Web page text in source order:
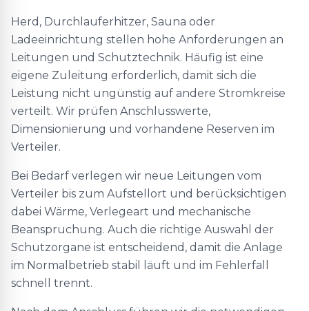
Herd, Durchlauferhitzer, Sauna oder
Ladeeinrichtung stellen hohe Anforderungen an
Leitungen und Schutztechnik. Häufig ist eine
eigene Zuleitung erforderlich, damit sich die
Leistung nicht ungünstig auf andere Stromkreise
verteilt. Wir prüfen Anschlusswerte,
Dimensionierung und vorhandene Reserven im
Verteiler.
Bei Bedarf verlegen wir neue Leitungen vom
Verteiler bis zum Aufstellort und berücksichtigen
dabei Wärme, Verlegeart und mechanische
Beanspruchung. Auch die richtige Auswahl der
Schutzorgane ist entscheidend, damit die Anlage
im Normalbetrieb stabil läuft und im Fehlerfall
schnell trennt.